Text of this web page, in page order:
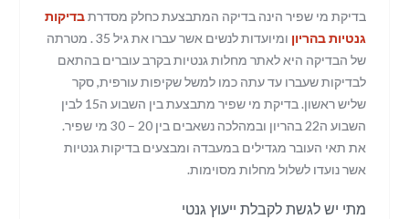
בדיקת מי שפיר הינה בדיקה המתבצעת כחלק מסדרתבדיקות
גנטיות בהריון
ומיועדות לנשים אשר עברו את גיל 35 . מטרתה
של הבדיקה היא לאתר מחלות גנטיות בקרב עוברים בהתאם
לבדיקות שעברו עד עתה כמו למשל שקיפות עורפית, סקר
שליש ראשון. בדיקת מי שפיר מתבצעת בין השבוע ה15 לבין
השבוע ה22 בהריון ובמהלכה נשאבים בין 20 – 30 מי שפיר.
את תאי העובר מגדילים במעבדה ומבצעים בדיקות גנטיות
אשר נועדו לשלול מחלות מסוימות.
מתי יש לגשת לקבלת ייעוץ גנטי